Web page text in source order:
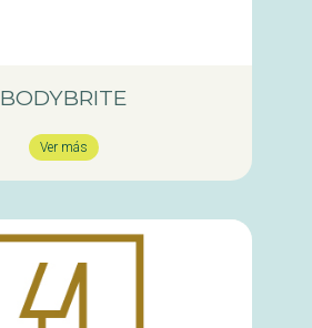
BODYBRITE
Ver más